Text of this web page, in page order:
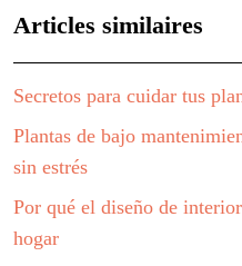
Articles similaires
Secretos para cuidar tus
Plantas de bajo
sin estrés
Por qué el diseño de
hogar